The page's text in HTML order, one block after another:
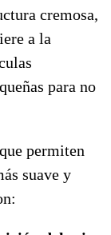
cremosa,
a la
para no
permiten
suave y